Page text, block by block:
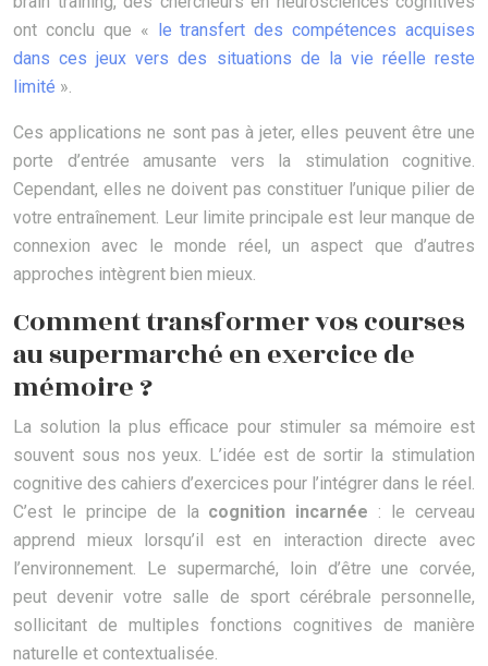
ont conclu que «
le transfert des compétences acquises
dans ces jeux vers des situations de la vie réelle reste
limité ».
Ces applications ne sont pas à jeter, elles peuvent être une
porte d’entrée amusante vers la stimulation cognitive.
Cependant, elles ne doivent pas constituer l’unique pilier de
votre entraînement. Leur limite principale est leur manque de
connexion avec le monde réel, un aspect que d’autres
approches intègrent bien mieux.
Comment transformer vos courses
au supermarché en exercice de
mémoire ?
La solution la plus efficace pour stimuler sa mémoire est
souvent sous nos yeux. L’idée est de sortir la stimulation
cognitive des cahiers d’exercices pour l’intégrer dans le réel.
C’est le principe de la cognition incarnée : le cerveau
apprend mieux lorsqu’il est en interaction directe avec
l’environnement. Le supermarché, loin d’être une corvée,
peut devenir votre salle de sport cérébrale personnelle,
sollicitant de multiples fonctions cognitives de manière
naturelle et contextualisée.